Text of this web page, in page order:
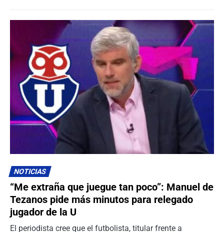
NOTICIAS
“Me extraña que juegue tan poco”: Manuel de
Tezanos pide más minutos para relegado
jugador de la U
El periodista cree que el futbolista, titular frente a